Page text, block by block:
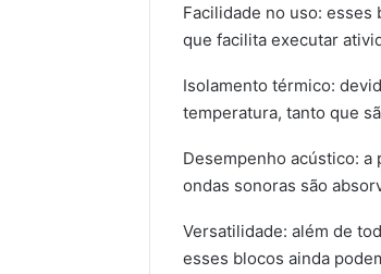
Facilidade no uso:
que facilita executar
Isolamento térmico:
temperatura, tanto que
Desempenho acústico:
ondas sonoras são
Versatilidade: além de
esses blocos ainda